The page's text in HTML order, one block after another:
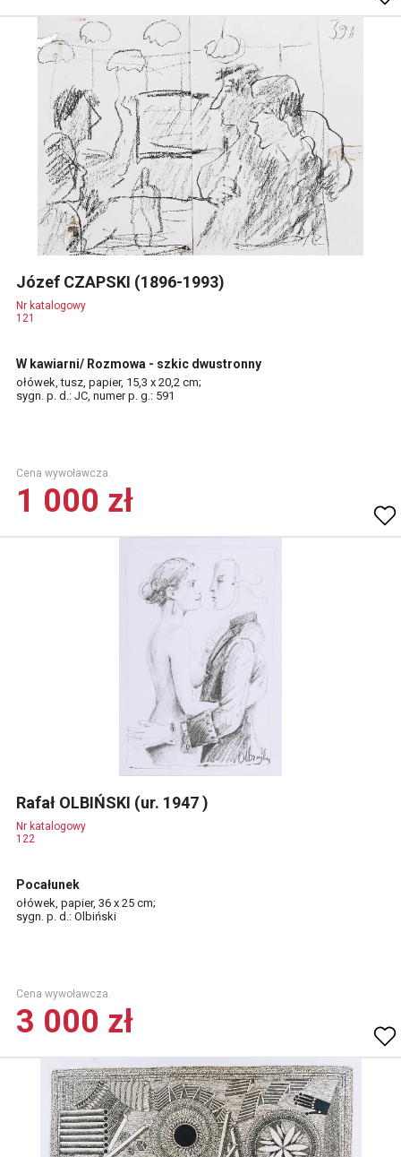
Józef CZAPSKI (1896-1993)
Nr katalogowy
121
W kawiarni/ Rozmowa - szkic dwustronny
ołówek, tusz, papier, 15,3 x 20,2 cm;
sygn. p. d.: JC, numer p. g.: 591
Cena wywoławcza.
1 000 zł
Rafał OLBIŃSKI (ur. 1947 )
Nr katalogowy
122
Pocałunek
ołówek, papier, 36 x 25 cm;
sygn. p. d.: Olbiński
Cena wywoławcza.
3 000 zł